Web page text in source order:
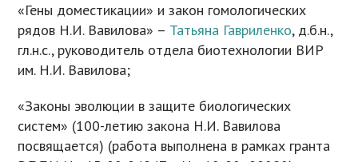
«Гены доместикации» и закон гомологических
рядов Н.И. Вавилова» – Татьяна Гавриленко, д.б.н.,
гл.н.с., руководитель отдела биотехнологии ВИР
им. Н.И. Вавилова;
«Законы эволюции в защите биологических
систем» (100-летию закона Н.И. Вавилова
посвящается) (работа выполнена в рамках гранта